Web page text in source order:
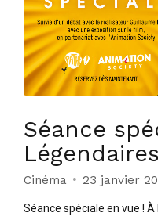
Séance
Légendaires
Cinéma 23 janvier
Séance spéciale en vue !